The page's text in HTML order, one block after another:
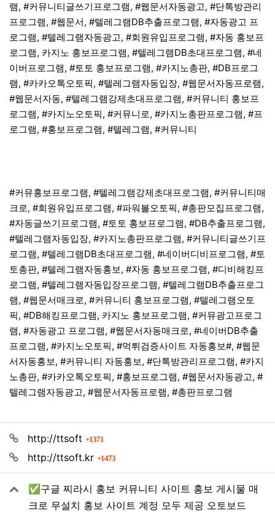
램, #커뮤니티글쓰기프로그램, #웹문서자동광고, #단톡방관리
프로그램, #웹문서, #텔레그램DB추출프로그램, #자동광고 프
로그램, #텔레그램자동광고, #회원유입프로그램, #자동 홍보프
로그램, 카지노 홍보프로그램, #텔레그램DB초대프로그램, #네
이버프로그램, #토토 홍보프로그램, #카지노총판, #DB프로그
램, #카카오톡오토픽, #텔레그램자동입장, #웹문서자동프로램,
#웹문서자동, #텔레그램강제초대프로그램, #커뮤니티 홍보프
로그램, #카지노오토픽, #커뮤니로, #카지노총판프로그램, #프
로그램, #홍보프로그램, #텔레그램, #커뮤니티
#커뮤홍보프로그램, #텔레그램강제초대프로그램, #커뮤니티매
크로, #회원유입프로그램, #파워볼오토픽, #총판모집프로그램,
#자동글쓰기프로그램, #토토 홍보프로그램, #DB추출프로그램,
#텔레그램자동입장, #카지노총판프로그램, #커뮤니티글쓰기프
로그램, #텔레그램DB초대프로그램, #네이버디비프로그램, #토
토총판, #텔레그램자동홍보, #자동 홍보프로그램, #디비해킹프
로그램, #텔레그램자동입장프로그램, #텔레그램DB추출프로그
램, #웹문서매크로, #커뮤니티 홍보프로그램, #텔레그램오토
픽, #DB해킹프로그램, 카지노 홍보프로그램, #커뮤광고프로그
램, #자동광고 프로그램, #웹문서자동매크로, #네이버DB추출
프로그램, #카지노오토픽, #먹튀검증사이트 자동홍보#, #웹문
서자동홍보, #커뮤니티 자동홍보, #단톡방관리프로그램, #카지
노총판, #카카오톡오토픽, #홍보프로그램, #웹문서자동광고, #
텔레그램자동광고, #웹문서자동프로램, #총판프로그램
http://ttsoft 1371
http://ttsoft.kr
1473회 연결
✅구글 찌라시 홍보 커뮤니티 사이트 홍보 게시물 매
크로 무설치 홍보 사이트 계정 모두 제공 오토보드